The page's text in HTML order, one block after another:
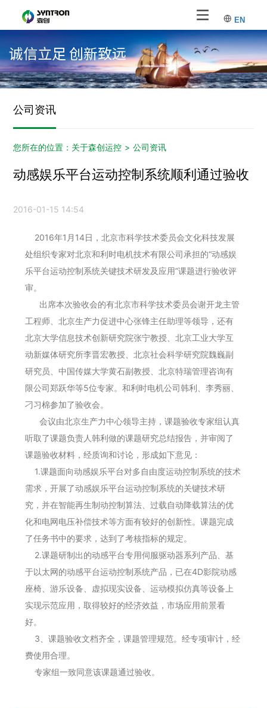
EN
诚信立足 创新致远
公司资讯
您所在的位置： 关于森创运控 > 公司资讯
动感娱乐平台运动控制系统顺利通过验收
2016-01-15 14:54
2016年1月14日，北京市科学技术委员会文化科技发展
处组织专家对北京和利时电机技术有限公司承担的“动感娱
乐平台运动控制系统关键技术研发及应用”课题进行验收评
审。
出席本次验收会的有北京市科学技术委员会谢开龙主管
工程师、北京生产力促进中心张锋主任助理等领导，还有
北京大学信息技术创新研究院张宁教授、北京工业大学互
动新媒体研究所李晋宏教授、北京社会科学研究院魏巍副
研究员、中国传媒大学黄石副教授、北京特瑞管理咨询有
限公司郑跃华等5位专家。和利时电机公司韩利、李秀丽、
刁习棉参加了验收会。
会议由北京生产力中心领导主持，课题验收专家组认真
听取了课题负责人韩利做的课题研究总结报告，并审阅了
课题验收材料，经质询和讨论，形成如下意见：
1.课题面向动感娱乐平台对多自由度运动控制系统的技术
需求，开展了动感娱乐平台运动控制系统的关键技术研
究，并在智能再生制动控制算法、过载自动降载算法的优
化和电网电压补偿技术等方面有较好的创新性。课题完成
了任务书中的要求，达到了考核指标的规定。
2.课题研制出的动感平台专用伺服驱动器系列产品、基
于以太网的动感平台运动控制系统产品，已在4D影院动感
座椅、游乐设备、虚拟现实设备、运动模拟仿真等设备上
实现示范应用，取得较好的经济效益，市场应用前景看
好。
3、课题验收文档齐全，课题管理规范。经专项审计，经
费使用合理。
专家组一致同意该课题通过验收。